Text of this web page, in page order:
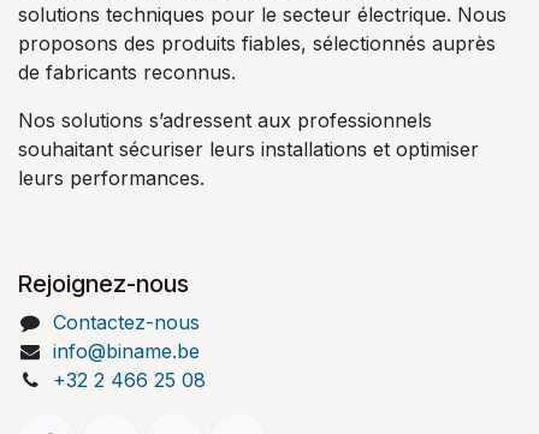
solutions techniques pour le secteur électrique. Nous
proposons des produits fiables, sélectionnés auprès
de fabricants reconnus.
Nos solutions s’adressent aux professionnels
souhaitant sécuriser leurs installations et optimiser
leurs performances.
Rejoignez-nous
Contactez-nous
info@biname.be
+32 2 466 25 08